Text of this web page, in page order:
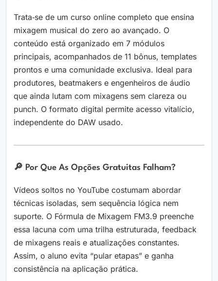
Trata‑se de um curso online completo que ensina
mixagem musical do zero ao avançado. O
conteúdo está organizado em 7 módulos
principais, acompanhados de 11 bônus, templates
prontos e uma comunidade exclusiva. Ideal para
produtores, beatmakers e engenheiros de áudio
que ainda lutam com mixagens sem clareza ou
punch. O formato digital permite acesso vitalício,
independente do DAW usado.
🔎 Por Que As Opções Gratuitas Falham?
Vídeos soltos no YouTube costumam abordar
técnicas isoladas, sem sequência lógica nem
suporte. O Fórmula de Mixagem FM3.9 preenche
essa lacuna com uma trilha estruturada, feedback
de mixagens reais e atualizações constantes.
Assim, o aluno evita “pular etapas” e ganha
consistência na aplicação prática.